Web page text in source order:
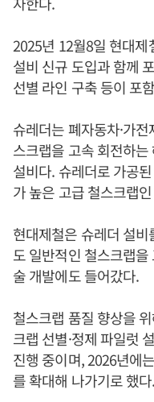
2025년 12월8일 현대
설비 신규 도입과 함께
선별 라인 구축 등이 포
슈레더는 폐자동차·가
스크랩을 고속 회전하
설비다. 슈레더로 가공
가 높은 고급 철스크랩
현대제철은 슈레더 설
도 일반적인 철스크랩
술 개발에도 들어갔다.
철스크랩 품질 향상을
크랩 선별·정제 파일럿
진행 중이며, 2026년에
를 확대해 나가기로 했다.